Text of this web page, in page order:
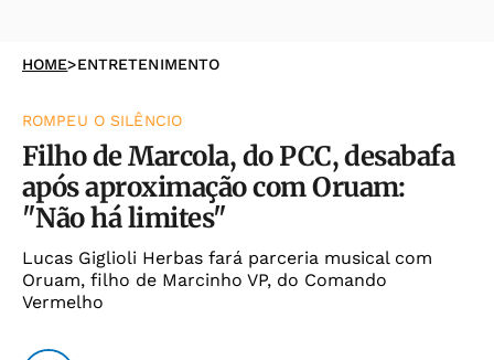
HOME>ENTRETENIMENTO
ROMPEU O SILÊNCIO
Filho de Marcola, do PCC, desabafa
após aproximação com Oruam:
"Não há limites"
Lucas Giglioli Herbas fará parceria musical com
Oruam, filho de Marcinho VP, do Comando
Vermelho